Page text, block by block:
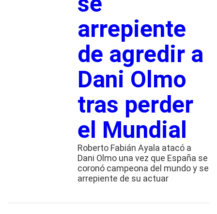
arrepiente
de agredir a
Dani Olmo
tras perder
el Mundial
Roberto Fabián Ayala atacó a
Dani Olmo una vez que España se
coronó campeona del mundo y se
arrepiente de su actuar